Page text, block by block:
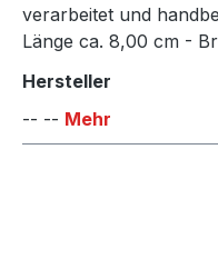
verarbeitet und
Länge ca. 8,00 cm -
Hersteller
-- -- Mehr